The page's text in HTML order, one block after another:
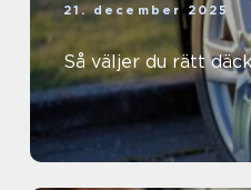
21. december 2025
Så väljer du rätt